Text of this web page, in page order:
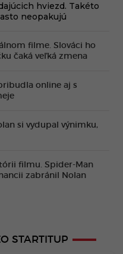
hviezd. Takéto
neopakujú
filme. Slováci ho
čaká veľká zmena
online aj s
si vydupal výnimku,
filmu. Spider-Man
zabránil Nolan
STARTITUP